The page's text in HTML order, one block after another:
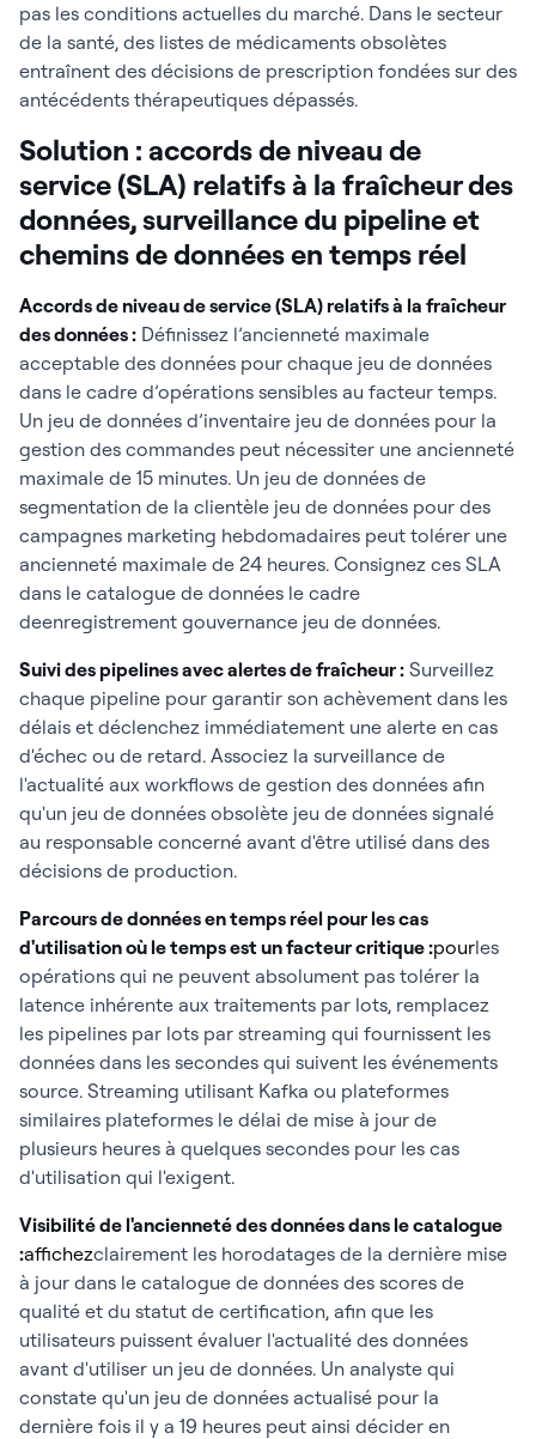
pas les conditions actuelles du marché. Dans le secteur
de la santé, des listes de médicaments obsolètes
entraînent des décisions de prescription fondées sur des
antécédents thérapeutiques dépassés.
Solution : accords de niveau de
service (SLA) relatifs à la fraîcheur des
données, surveillance du pipeline et
chemins de données en temps réel
Accords de niveau de service (SLA) relatifs à la fraîcheur
des données : Définissez l’ancienneté maximale
acceptable des données pour chaque jeu de données
dans le cadre d’opérations sensibles au facteur temps.
Un jeu de données d’inventaire jeu de données pour la
gestion des commandes peut nécessiter une ancienneté
maximale de 15 minutes. Un jeu de données de
segmentation de la clientèle jeu de données pour des
campagnes marketing hebdomadaires peut tolérer une
ancienneté maximale de 24 heures. Consignez ces SLA
dans le catalogue de données le cadre
deenregistrement gouvernance jeu de données.
Suivi des pipelines avec alertes de fraîcheur : Surveillez
chaque pipeline pour garantir son achèvement dans les
délais et déclenchez immédiatement une alerte en cas
d'échec ou de retard. Associez la surveillance de
l'actualité aux workflows de gestion des données afin
qu'un jeu de données obsolète jeu de données signalé
au responsable concerné avant d'être utilisé dans des
décisions de production.
Parcours de données en temps réel pour les cas
d'utilisation où le temps est un facteur critique :pourles
opérations qui ne peuvent absolument pas tolérer la
latence inhérente aux traitements par lots, remplacez
les pipelines par lots par streaming qui fournissent les
données dans les secondes qui suivent les événements
source. Streaming utilisant Kafka ou plateformes
similaires plateformes le délai de mise à jour de
plusieurs heures à quelques secondes pour les cas
d'utilisation qui l'exigent.
Visibilité de l'ancienneté des données dans le catalogue
:affichezclairement les horodatages de la dernière mise
à jour dans le catalogue de données des scores de
qualité et du statut de certification, afin que les
utilisateurs puissent évaluer l'actualité des données
avant d'utiliser un jeu de données. Un analyste qui
constate qu'un jeu de données actualisé pour la
dernière fois il y a 19 heures peut ainsi décider en